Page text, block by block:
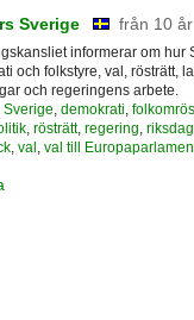
Sverige från 10 år
informerar om hur
och folkstyre, val, rösträtt,
och regeringens arbete.
Sverige demokrati
, rösträtt, regering
, val val till